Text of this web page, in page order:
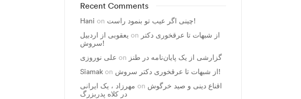
Recent Comments
Hani on
چینی اگر عیب تو بنمود راست!
یعقوبی از اردبیل on از شبهات تا عرقخوری دکتر
سروش!
علی نوروزی on گزارشی از یک پایان‌نامه در طنز
Siamak on
از شبهات تا عرقخوری دکتر سروش!
مهرزاد ، يک ايرانی on اقناع دینی و صید خرگوش
در کلاه پدربزرگ